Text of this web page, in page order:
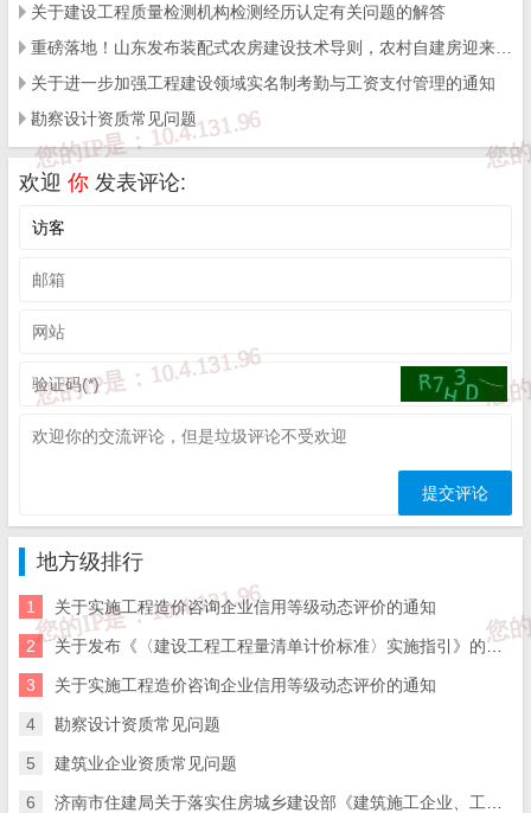
程项目农民工工资支付情况纳入监理日志内容，按相关标准
审核施工总承包企业已完成施工产值中的人工费，并督促施
工单位按时完成工资支付表编制、审核、公示以及提报监管
银行等工作。
报，协同做好清欠维权工作。负责推进在建建筑工程项目农
民工实名制管理、专用账户管理等制度落实，严肃查处拖欠
行为；对经核算确认，仍不履行农民工工资支付主体责任的
企业、单位和个人，及时移送劳动保障监察部门立案处理，
并按有关规定对其采取联合惩戒措施。
（三）落实清欠属地责任。按照“属地管理、分级负
责”原则，各区县（功能区）对辖区内治理拖欠农民工工资
查梳理，发现问题及时落实整改，特别是对旧村（居）改
关于建设工程质量检测机构检测经历认定有关问题的解答
关于进一步加强工程建设领域实名制考勤与工资支付管理的通知
勘察设计资质常见问题
欢迎 你 发表评论:
地方级排行
1 关于实施工程造价咨询企业信用等级动态评价的通知
2 关于发布《〈建设工程工程量清单计价标准〉实施指引》的通知
3 关于实施工程造价咨询企业信用等级动态评价的通知
4 勘察设计资质常见问题
5 建筑业企业资质常见问题
6 济南市住建局关于落实住房城乡建设部《建筑施工企业、工程项目安全生产管理机构设置及安全生产管理人员配备办法》的通知